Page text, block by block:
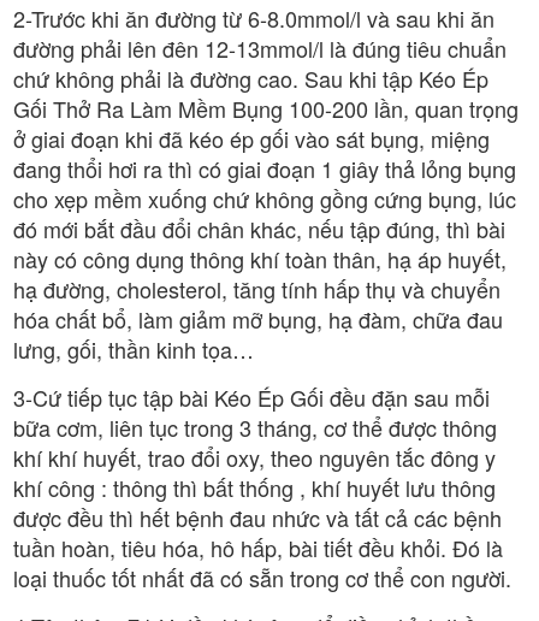
2-Trước khi ăn đường từ 6-8.0mmol/l và sau khi ăn
đường phải lên đên 12-13mmol/l là đúng tiêu chuẩn
chứ không phải là đường cao. Sau khi tập Kéo Ép
Gối Thở Ra Làm Mềm Bụng 100-200 lần, quan trọng
ở giai đoạn khi đã kéo ép gối vào sát bụng, miệng
đang thổi hơi ra thì có giai đoạn 1 giây thả lỏng bụng
cho xẹp mềm xuống chứ không gồng cứng bụng, lúc
đó mới bắt đầu đổi chân khác, nếu tập đúng, thì bài
này có công dụng thông khí toàn thân, hạ áp huyết,
hạ đường, cholesterol, tăng tính hấp thụ và chuyển
hóa chất bổ, làm giảm mỡ bụng, hạ đàm, chữa đau
lưng, gối, thần kinh tọa…
3-Cứ tiếp tục tập bài Kéo Ép Gối đều đặn sau mỗi
bữa cơm, liên tục trong 3 tháng, cơ thể được thông
khí khí huyết, trao đổi oxy, theo nguyên tắc đông y
khí công : thông thì bất thống , khí huyết lưu thông
được đều thì hết bệnh đau nhức và tất cả các bệnh
tuần hoàn, tiêu hóa, hô hấp, bài tiết đều khỏi. Đó là
loại thuốc tốt nhất đã có sẵn trong cơ thể con người.